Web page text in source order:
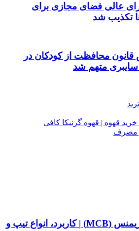
عالی فضای مجازی برای
تکذیب شد
قانون محافظت از کودکان در
سایبری متهم شد
خرید قهوه | قهوه گرنیکا کافی
مصرف
کلید مینیاتوری زیمنس (MCB) | کاربرد، انواع تیپ و